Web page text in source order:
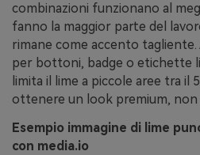
combinazioni funzionano al
fanno la maggior parte del
rimane come accento tagliente.
per bottoni, badge o etichette
limita il lime a piccole aree tra il
ottenere un look premium, non
Esempio immagine di lime
con media.io